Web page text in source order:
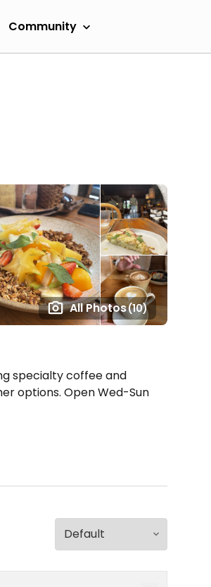
Community
All Photos(10)
specialty coffee and
options. Open Wed-Sun